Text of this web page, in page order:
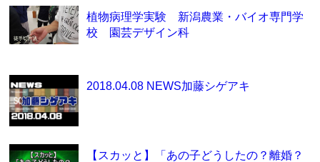
植物病理学実験 新潟農業・バイオ専門学
校 園芸デザイン科
2018.04.08 NEWS加藤シゲアキ
【スカッと】「あの子どうしたの？離婚？